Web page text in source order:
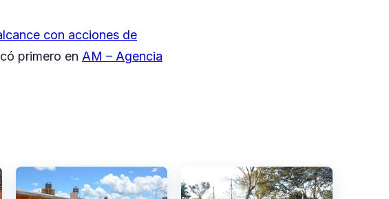
con acciones de
primero en AM – Agencia